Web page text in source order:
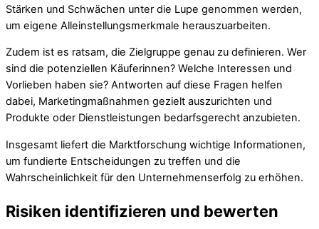
Stärken und Schwächen unter die Lupe genommen werden,
um eigene Alleinstellungsmerkmale herauszuarbeiten.
Zudem ist es ratsam, die Zielgruppe genau zu definieren. Wer
sind die potenziellen Käuferinnen? Welche Interessen und
Vorlieben haben sie? Antworten auf diese Fragen helfen
dabei, Marketingmaßnahmen gezielt auszurichten und
Produkte oder Dienstleistungen bedarfsgerecht anzubieten.
Insgesamt liefert die Marktforschung wichtige Informationen,
um fundierte Entscheidungen zu treffen und die
Wahrscheinlichkeit für den Unternehmenserfolg zu erhöhen.
Risiken identifizieren und bewerten